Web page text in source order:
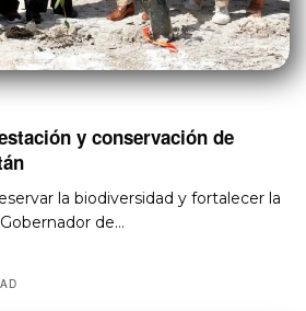
y conservación de
la biodiversidad y fortalecer la
de…